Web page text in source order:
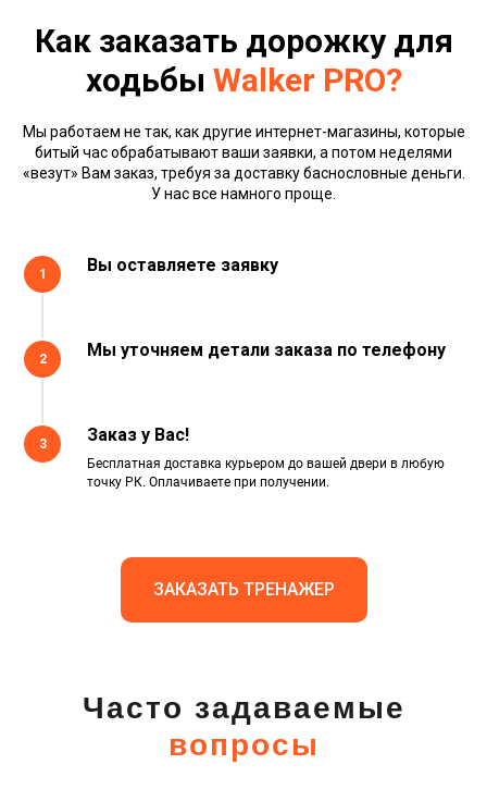
Как заказать дорожку для
ходьбы Walker PRO?
Мы работаем не так, как другие интернет-магазины, которые
битый час обрабатывают ваши заявки, а потом неделями
«везут» Вам заказ, требуя за доставку баснословные деньги.
У нас все намного проще.
1 Вы оставляете заявку
2 Мы уточняем детали заказа по телефону
3 Заказ у Вас!
Бесплатная доставка курьером до вашей двери в любую
точку РК. Оплачиваете при получении.
ЗАКАЗАТЬ ТРЕНАЖЕР
Часто задаваемые
вопросы